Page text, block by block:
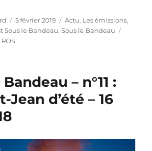
Publié
le
5 février 2019 Catégories
Actu, Les émissions,
Sous le Bandeau,Sous le Bandeau
ROS
– n°11 :
Jean d’été – 16